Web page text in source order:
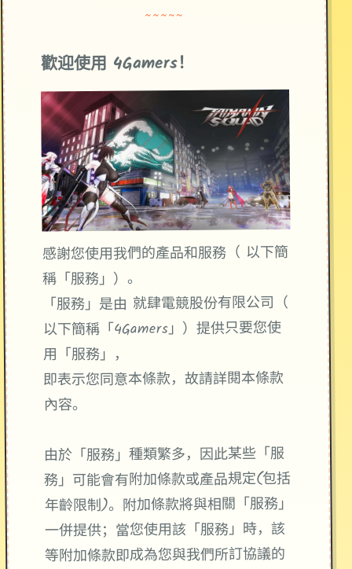
~~~~~
歡迎使用 4Gamers！
感謝您使用我們的產品和服務（ 以下簡
稱「服務」）。
「服務」是由 就肆電競股份有限公司（
以下簡稱「4Gamers」）提供只要您使
用「服務」，
即表示您同意本條款，故請詳閱本條款
內容。
由於「服務」種類繁多，因此某些「服
務」可能會有附加條款或產品規定(包括
年齡限制)。附加條款將與相關「服務」
一併提供；當您使用該「服務」時，該
等附加條款即成為您與我們所訂協議的